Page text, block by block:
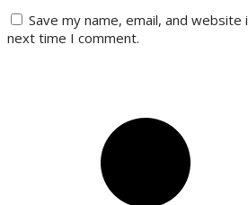
Save my name, email, and
next time I comment.